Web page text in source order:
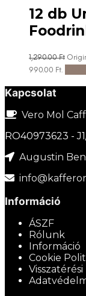
12 db
1,290.00Ft
990.00 Ft.
Kapcsolat
Vero Mol
RO40973623 -
Augustin
Információ
ÁSZF
Rólunk
Információ
Cookie